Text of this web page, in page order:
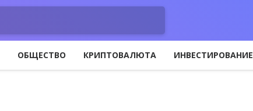
ОБЩЕСТВО КРИПТОВАЛЮТА ИНВЕСТИРОВАНИЕ